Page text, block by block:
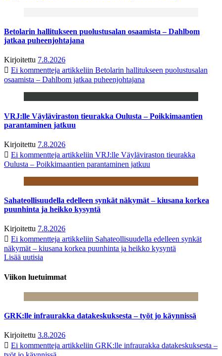
Betolarin hallitukseen puolustusalan osaamista – Dahlbom
jatkaa puheenjohtajana
Kirjoitettu 7.8.2026
Ei kommentteja artikkeliin Betolarin hallitukseen puolustusalan
osaamista – Dahlbom jatkaa puheenjohtajana
VRJ:lle Väyläviraston tieurakka Oulusta – Poikkimaantien
parantaminen jatkuu
Kirjoitettu 7.8.2026
Ei kommentteja artikkeliin VRJ:lle Väyläviraston tieurakka
Oulusta – Poikkimaantien parantaminen jatkuu
Sahateollisuudella edelleen synkät näkymät – kiusana korkea
puunhinta ja heikko kysyntä
Kirjoitettu 7.8.2026
Ei kommentteja artikkeliin Sahateollisuudella edelleen synkät
näkymät – kiusana korkea puunhinta ja heikko kysyntä
Lisää uutisia
Viikon luetuimmat
GRK:lle infraurakka datakeskuksesta – työt jo käynnissä
Kirjoitettu 3.8.2026
Ei kommentteja artikkeliin GRK:lle infraurakka datakeskuksesta –